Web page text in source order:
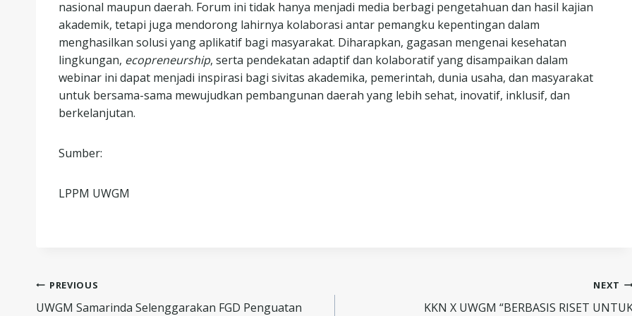
nasional maupun daerah. Forum ini tidak hanya menjadi media berbagi pengetahuan dan hasil kajian
akademik, tetapi juga mendorong lahirnya kolaborasi antar pemangku kepentingan dalam
menghasilkan solusi yang aplikatif bagi masyarakat. Diharapkan, gagasan mengenai kesehatan
lingkungan, ecopreneurship, serta pendekatan adaptif dan kolaboratif yang disampaikan dalam
webinar ini dapat menjadi inspirasi bagi sivitas akademika, pemerintah, dunia usaha, dan masyarakat
untuk bersama-sama mewujudkan pembangunan daerah yang lebih sehat, inovatif, inklusif, dan
berkelanjutan.
Sumber:
LPPM UWGM
Post
PREVIOUS
UWGM Samarinda Selenggarakan FGD Penguatan
NEXT
KKN X UWGM “BERBASIS RISET